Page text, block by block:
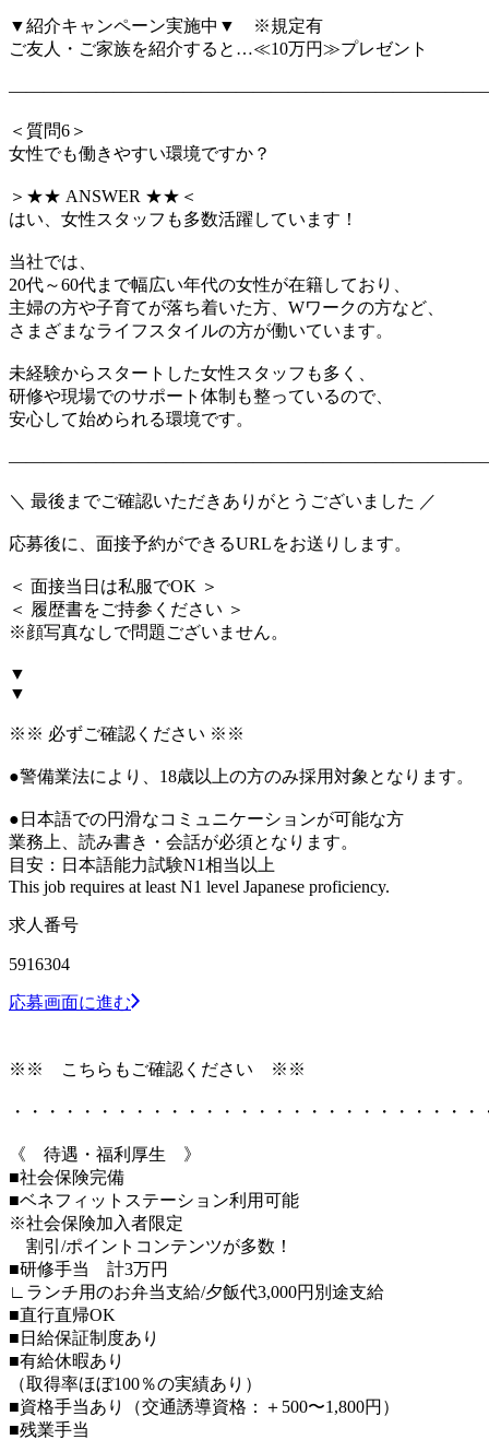
▼紹介キャンペーン実施中▼ ※規定有
ご友人・ご家族を紹介すると…≪10万円≫プレゼント
＜質問6＞
女性でも働きやすい環境ですか？
＞★★ ANSWER ★★＜
はい、女性スタッフも多数活躍しています！
当社では、
20代～60代まで幅広い年代の女性が在籍しており、
主婦の方や子育てが落ち着いた方、Wワークの方など、
さまざまなライフスタイルの方が働いています。
未経験からスタートした女性スタッフも多く、
研修や現場でのサポート体制も整っているので、
安心して始められる環境です。
＼ 最後までご確認いただきありがとうございました ／
応募後に、面接予約ができるURLをお送りします。
＜ 面接当日は私服でOK ＞
＜ 履歴書をご持参ください ＞
※顔写真なしで問題ございません。
▼
▼
※※ 必ずご確認ください ※※
●警備業法により、18歳以上の方のみ採用対象となります。
●日本語での円滑なコミュニケーションが可能な方
業務上、読み書き・会話が必須となります。
目安：日本語能力試験N1相当以上
This job requires at least N1 level Japanese proficiency.
求人番号
5916304
応募画面に進む
※※ こちらもご確認ください ※※
・・・・・・・・・・・・・・・・・・・・・・・・・・・
《 待遇・福利厚生 》
■社会保険完備
■ベネフィットステーション利用可能
※社会保険加入者限定
割引/ポイントコンテンツが多数！
■研修手当 計3万円
∟ランチ用のお弁当支給/夕飯代3,000円別途支給
■直行直帰OK
■日給保証制度あり
■有給休暇あり
（取得率ほぼ100％の実績あり）
■資格手当あり（交通誘導資格：＋500〜1,800円）
■残業手当